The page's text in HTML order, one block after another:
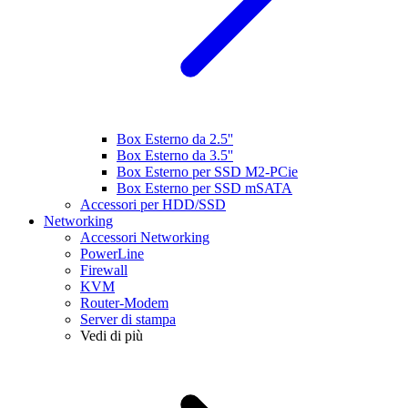
Box Esterno da 2.5''
Box Esterno da 3.5''
Box Esterno per SSD M2-PCie
Box Esterno per SSD mSATA
Accessori per HDD/SSD
Networking
Accessori Networking
PowerLine
Firewall
KVM
Router-Modem
Server di stampa
Vedi di più